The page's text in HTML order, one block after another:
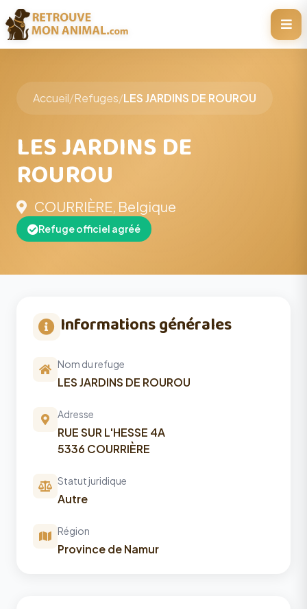
Accueil/Refuges/LES JARDINS DE ROUROU
LES JARDINS DE
ROUROU
COURRIÈRE, Belgique
Refuge officiel agréé
Informations générales
Nom du refuge
LES JARDINS DE ROUROU
Adresse
RUE SUR L'HESSE 4A
5336 COURRIÈRE
Statut juridique
Autre
Région
Province de Namur